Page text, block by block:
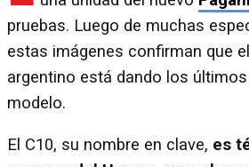
pruebas. Luego de muchas
estas imágenes confirman que
argentino está dando los
modelo.
El C10, su nombre en clave, es